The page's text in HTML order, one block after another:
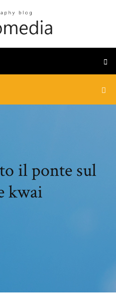
il ponte sul
kwai